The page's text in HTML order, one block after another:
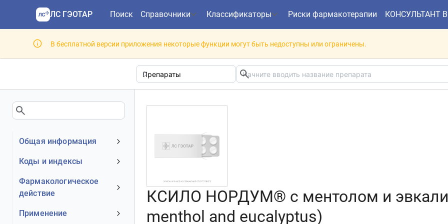
ЛС ГЭОТАР Поиск Справочники Классификаторы Риски фармакотерапии КОНСУЛЬТАНТ
В бесплатной версии приложения некоторые функции могут быть недоступны или ограничены.
Общая информация
Устаревшее наименование
Номер регистрационного
удостоверения РФ
Действующее вещество
Коды и индексы
АТХ код
МКБ-10 код
Фармакологическое
действие
Механизм действия
Применение
КСИЛО НОРДУМ® с ментолом и
menthol and eucalyptus)